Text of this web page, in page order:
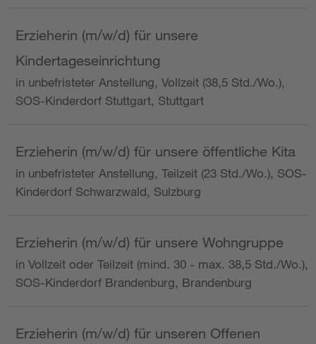
Erzieherin (m/w/d) für unsere
Kindertageseinrichtung
in unbefristeter Anstellung, Vollzeit (38,5 Std./Wo.),
SOS-Kinderdorf Stuttgart, Stuttgart
Erzieherin (m/w/d) für unsere öffentliche Kita
in unbefristeter Anstellung, Teilzeit (23 Std./Wo.), SOS-
Kinderdorf Schwarzwald, Sulzburg
Erzieherin (m/w/d) für unsere Wohngruppe
in Vollzeit oder Teilzeit (mind. 30 - max. 38,5 Std./Wo.),
SOS-Kinderdorf Brandenburg, Brandenburg
Erzieherin (m/w/d) für unseren Offenen